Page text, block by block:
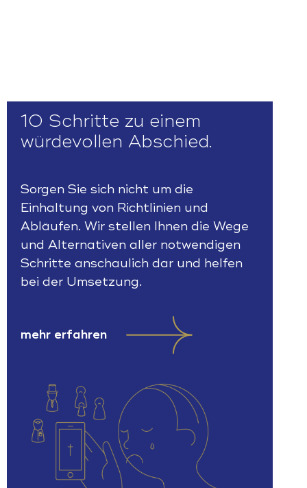
10 Schritte zu einem
würdevollen Abschied.
Sorgen Sie sich nicht um die
Einhaltung von Richtlinien und
Abläufen. Wir stellen Ihnen die Wege
und Alternativen aller notwendigen
Schritte anschaulich dar und helfen
bei der Umsetzung.
mehr erfahren